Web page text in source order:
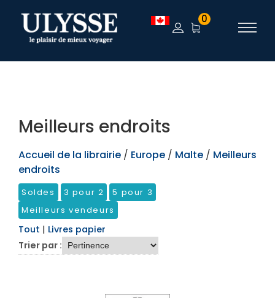
TEST 0
Meilleurs endroits
Accueil de la librairie / Europe / Malte / Meilleurs
endroits
Soldes 3 pour 2
5 pour 3
Meilleurs vendeurs
Tout | Livres papier
Trier par :